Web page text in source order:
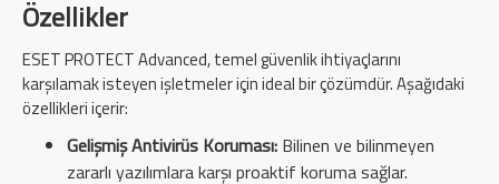
Özellikler
ESET PROTECT Advanced, temel güvenlik ihtiyaçlarını
karşılamak isteyen işletmeler için ideal bir çözümdür. Aşağıdaki
özellikleri içerir:
Gelişmiş Antivirüs Koruması: Bilinen ve bilinmeyen
zararlı yazılımlara karşı proaktif koruma sağlar.